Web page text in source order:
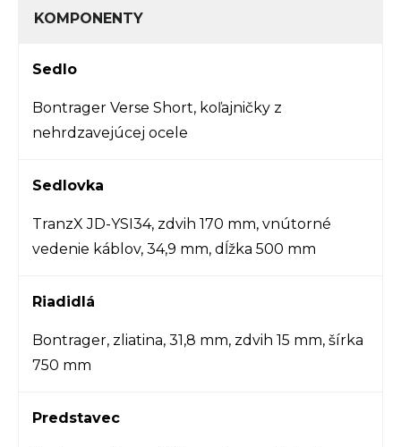
KOMPONENTY
Sedlo
Bontrager Verse Short, koľajničky z
nehrdzavejúcej ocele
Sedlovka
TranzX JD-YSI34, zdvih 170 mm, vnútorné
vedenie káblov, 34,9 mm, dĺžka 500 mm
Riadidlá
Bontrager, zliatina, 31,8 mm, zdvih 15 mm, šírka
750 mm
Predstavec